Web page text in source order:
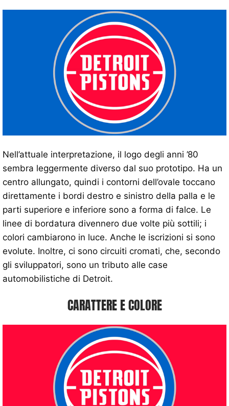
Nell’attuale interpretazione, il logo degli anni ’80
sembra leggermente diverso dal suo prototipo. Ha un
centro allungato, quindi i contorni dell’ovale toccano
direttamente i bordi destro e sinistro della palla e le
parti superiore e inferiore sono a forma di falce. Le
linee di bordatura divennero due volte più sottili; i
colori cambiarono in luce. Anche le iscrizioni si sono
evolute. Inoltre, ci sono circuiti cromati, che, secondo
gli sviluppatori, sono un tributo alle case
automobilistiche di Detroit.
CARATTERE E COLORE